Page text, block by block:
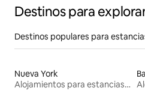
Destinos para
Destinos populares para
Nueva York
Alojamientos para estancias largas